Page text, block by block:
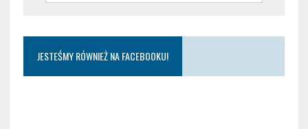
JESTEŚMY RÓWNIEŻ NA FACEBOOKU!